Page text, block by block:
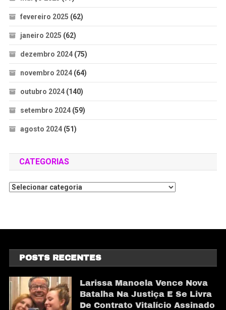
fevereiro 2025 (62)
janeiro 2025 (62)
dezembro 2024(75)
novembro 2024(64)
outubro 2024(140)
setembro 2024(59)
agosto 2024(51)
CATEGORIAS
POSTS RECENTES
Larissa Manoela Vence Nova
Batalha Na Justiça E Se Livra
De Contrato Vitalício Assinado